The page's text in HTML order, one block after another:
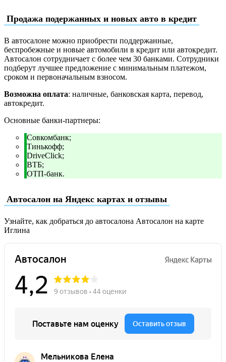
Продажа подержанных и новых авто в кредит
В автосалоне можно приобрести поддержанные,
беспробежные и новые автомобили в кредит или автокредит.
Автосалон сотрудничает с более чем 30 банками. Сотрудники
подберут лучшее предложение с минимальным платежом,
сроком и первоначальным взносом.
Возможна оплата: наличные, банковская карта, перевод,
автокредит.
Основные банки-партнеры:
Совкомбанк;
Тинькофф;
DriveClick;
ВТБ;
ОТП-банк.
Автосалон на Яндекс картах и отзывы
Узнайте, как добраться до автосалона Автосалон на карте
Иглина